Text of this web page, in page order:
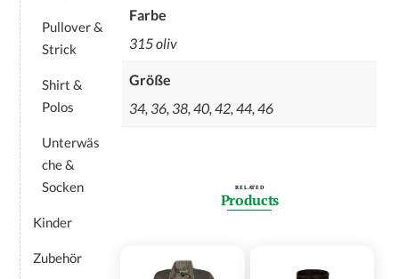
Farbe
315 oliv
Größe
34, 36, 38, 40, 42, 44, 46
RELATED
Products
Pullover &
Strick
Shirt &
Polos
Unterwäs
che &
Socken
Kinder
Zubehör